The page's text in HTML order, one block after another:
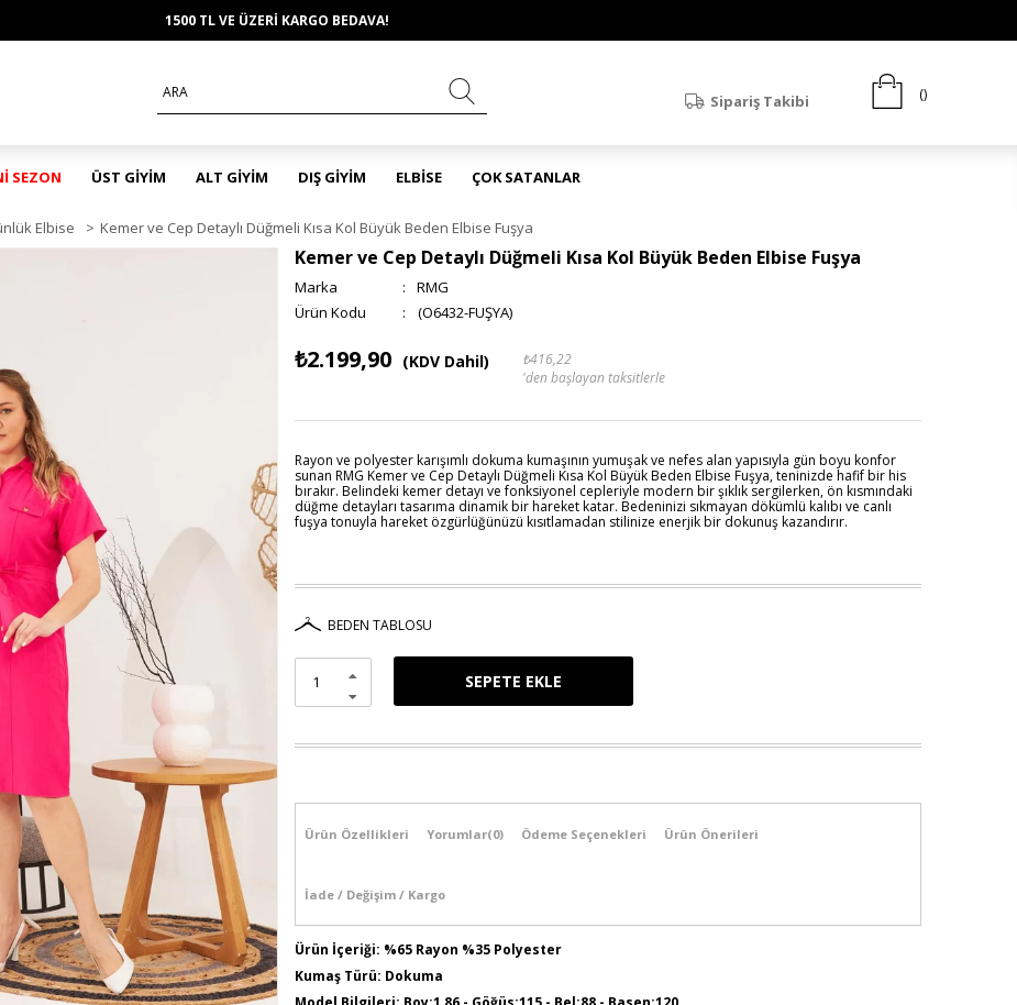
1500 TL VE ÜZERİ KARGO BEDAVA!
Sipariş Takibi
SEZON ÜST GİYİM ALT GİYİM DIŞ GİYİM ELBİSE ÇOK SATANLAR
Elbise > Kemer ve Cep Detaylı Düğmeli Kısa Kol Büyük Beden Elbise Fuşya
Kemer ve Cep Detaylı Düğmeli Kısa Kol Büyük Beden Elbise Fuşya
Marka :
RMG
(O6432-FUŞYA)
₺2.199,90 (KDV Dahil)
₺416,22
'den başlayan taksitlerle
Rayon ve polyester karışımlı dokuma kumaşının yumuşak ve nefes alan yapısıyla gün boyu konfor
sunan RMG Kemer ve Cep Detaylı Düğmeli Kısa Kol Büyük Beden Elbise Fuşya, teninizde hafif bir his
bırakır. Belindeki kemer detayı ve fonksiyonel cepleriyle modern bir şıklık sergilerken, ön kısmındaki
düğme detayları tasarıma dinamik bir hareket katar. Bedeninizi sıkmayan dökümlü kalıbı ve canlı
fuşya tonuyla hareket özgürlüğünüzü kısıtlamadan stilinize enerjik bir dokunuş kazandırır.
BEDEN TABLOSU
Ürün Özellikleri Yorumlar(0) Ödeme Seçenekleri Ürün Önerileri
İade / Değişim / Kargo
Ürün İçeriği: %65 Rayon %35 Polyester
Kumaş Türü: Dokuma